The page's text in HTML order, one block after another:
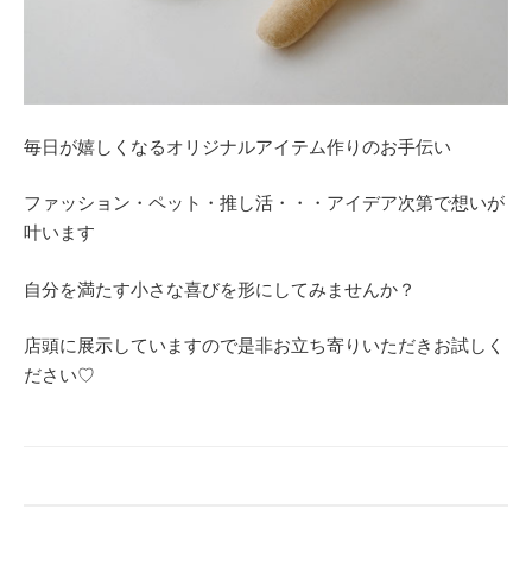
毎日が嬉しくなるオリジナルアイテム作りのお手伝い
ファッション・ペット・推し活・・・アイデア次第で想いが
叶います
自分を満たす小さな喜びを形にしてみませんか？
店頭に展示していますので是非お立ち寄りいただきお試しく
ださい♡